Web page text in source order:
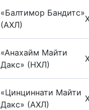
«Балтимор Бандитс»
(АХЛ)
«Анахайм Майти
Дакс» (НХЛ)
«Цинциннати Майти
Дакс» (АХЛ)